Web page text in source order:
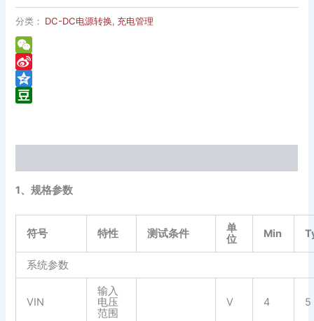
分类： DC-DC电源转换, 充电管理
WeChat
Sina
Weibo
Qzone
1、规格参数
符号 特性 测试条件
单
位
Min
系统参数
VIN
输入
电压
范围
V 4 5